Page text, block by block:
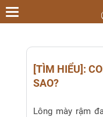
Toggle
navigation
[TÌM HIỂU]:
SAO?
Lông mày rậm